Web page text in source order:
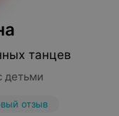
танцев
детьми
отзыв